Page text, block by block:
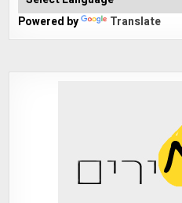
Powered by Translate